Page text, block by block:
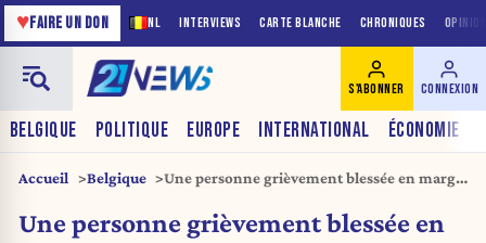
NL INTERVIEWS CARTE BLANCHE CHRONIQUES
♥FAIRE UN DON
BELGIQUE POLITIQUE EUROPE INTERNATIONAL ÉCONOMIE
S'ABONNER CONNEXION
Accueil Belgique
Une personne grièvement blessée en marge
Bruxelles
Une personne grièvement blessée en